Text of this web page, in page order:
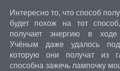
Интересно то, что способ
будет похож на тот
получает энергию в
Учёным даже удалось
которую они получат из
способна зажечь лампочку